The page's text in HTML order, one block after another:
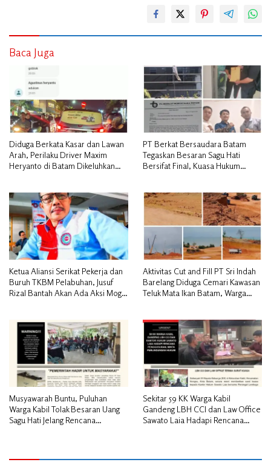
Baca Juga
Diduga Berkata Kasar dan Lawan
Arah, Perilaku Driver Maxim
Heryanto di Batam Dikeluhkan
PT Berkat Bersaudara Batam
Tegaskan Besaran Sagu Hati
Bersifat Final, Kuasa Hukum
Ketua Aliansi Serikat Pekerja dan
Buruh TKBM Pelabuhan, Jusuf
Rizal Bantah Akan Ada Aksi Mogol
Aktivitas Cut and Fill PT Sri Indah
Barelang Diduga Cemari Kawasan
Teluk Mata Ikan Batam, Warga
Musyawarah Buntu, Puluhan
Warga Kabil Tolak Besaran Uang
Sagu Hati Jelang Rencana
Sekitar 59 KK Warga Kabil
Gandeng LBH CCI dan Law Office
Sawato Laia Hadapi Rencana